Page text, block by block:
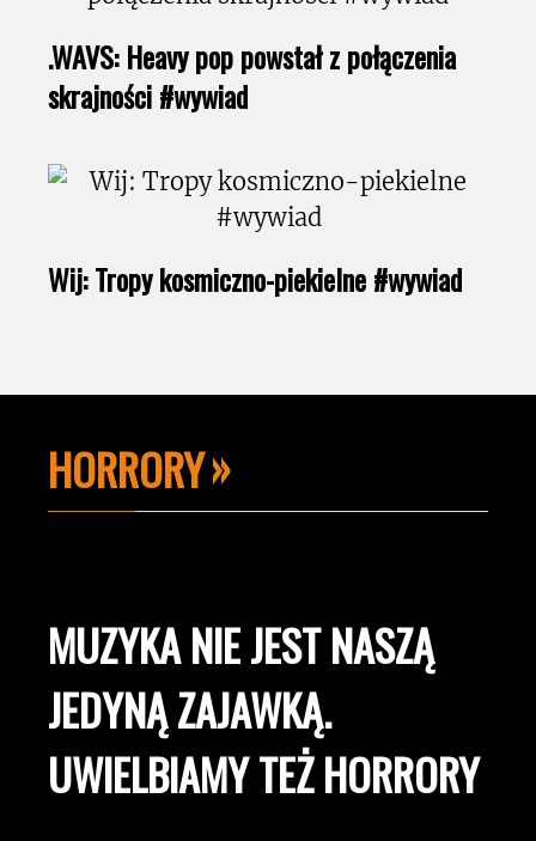
.WAVS: Heavy pop powstał z połączenia
skrajności #wywiad
Wij: Tropy kosmiczno-piekielne #wywiad
HORRORY
MUZYKA NIE JEST NASZĄ
JEDYNĄ ZAJAWKĄ.
UWIELBIAMY TEŻ HORRORY